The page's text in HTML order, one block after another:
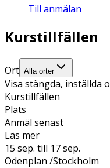
Till anmälan
Kurstillfällen
Ort Alla orter
Visa stängda, inställda
Kurstillfällen
Plats
Anmäl senast
Läs mer
15 sep. till 17 sep.
Odenplan /Stockholm